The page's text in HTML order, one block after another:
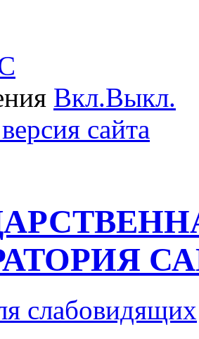
Вкл.Выкл.
сайта
слабовидящих